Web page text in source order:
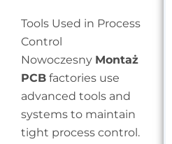
Tools Used in Process
Control
Nowoczesny Montaż
PCB factories use
advanced tools and
systems to maintain
tight process control.